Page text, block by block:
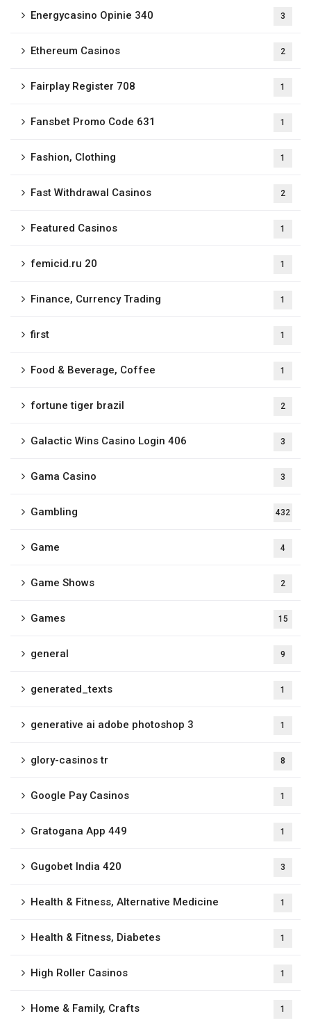
Energycasino Opinie 340 3
Ethereum Casinos 2
Fairplay Register 708 1
Fansbet Promo Code 631 1
Fashion, Clothing 1
Fast Withdrawal Casinos 2
Featured Casinos 1
femicid.ru 20 1
Finance, Currency Trading 1
first 1
Food & Beverage, Coffee 1
fortune tiger brazil 2
Galactic Wins Casino Login 406 3
Gama Casino 3
Gambling 432
Game 4
Game Shows 2
Games 15
general 9
generated_texts 1
generative ai adobe photoshop 3 1
glory-casinos tr 8
Google Pay Casinos 1
Gratogana App 449 1
Gugobet India 420 3
Health & Fitness, Alternative Medicine 1
Health & Fitness, Diabetes 1
High Roller Casinos 1
Home & Family, Crafts 1